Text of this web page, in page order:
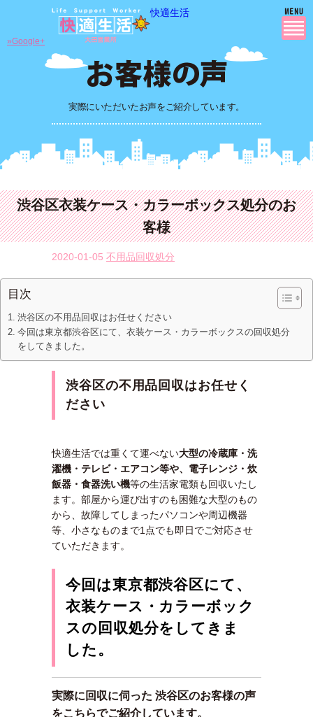
快適生活
実際にいただいたお声をご紹介しています。
»Google+
渋谷区衣装ケース・カラーボックス処分のお
客様
2020-01-05 不用品回収処分
目次
渋谷区の不用品回収はお任せください
今回は東京都渋谷区にて、衣装ケース・カラーボックスの回収処分
をしてきました。
渋谷区の不用品回収はお任せく
ださい
快適生活では重くて運べない大型の冷蔵庫・洗
濯機・テレビ・エアコン等や、 電子レンジ・炊
飯器・食器洗い機等の生活家電類も回収いたし
ます。部屋から運び出すのも困難な大型のもの
から、故障してしまったパソコンや周辺機器
等、小さなものまで1点でも即日でご対応させ
ていただきます。
今回は東京都渋谷区にて、
衣装ケース・カラーボック
スの回収処分をしてきま
した。
実際に回収に伺った 渋谷区のお客様の声
をこちらでご紹介しています。